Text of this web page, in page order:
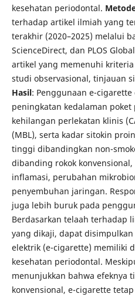
kesehatan periodontal.
terhadap artikel ilmiah yang
terakhir (2020–2025) melalui
ScienceDirect, dan PLOS
artikel yang memenuhi
studi observasional, tinjauan
Hasil: Penggunaan e-
peningkatan kedalaman poket
kehilangan perlekatan klinis
(MBL), serta kadar sitokin
tinggi dibandingkan non-
dibanding rokok
inflamasi, perubahan
penyembuhan jaringan.
juga lebih buruk pada
Berdasarkan telaah terhadap
yang dikaji, dapat
elektrik (e-cigarette) memiliki
kesehatan periodontal.
menunjukkan bahwa efeknya
konvensional, e-cigarette